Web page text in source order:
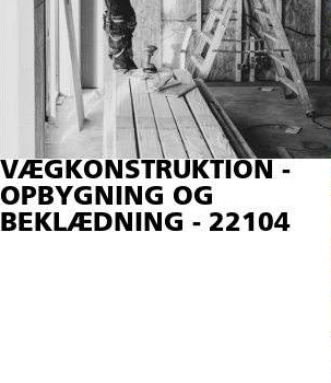
VÆGKONSTRUKTION -
OPBYGNING OG
BEKLÆDNING - 22104